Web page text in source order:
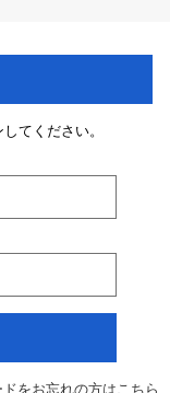
てください。
をお忘れの方はこちら